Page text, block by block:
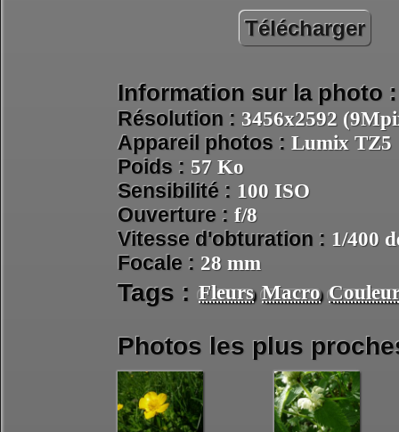
Télécharger
Information sur la photo :
Résolution : 3456x2592
Appareil photos : Lumix TZ5
Poids : 57 Ko
Sensibilité : 100 ISO
Ouverture : f/8
Vitesse d'obturation : 1/400
Focale : 28 mm
Tags : Fleurs Macro
Photos les plus